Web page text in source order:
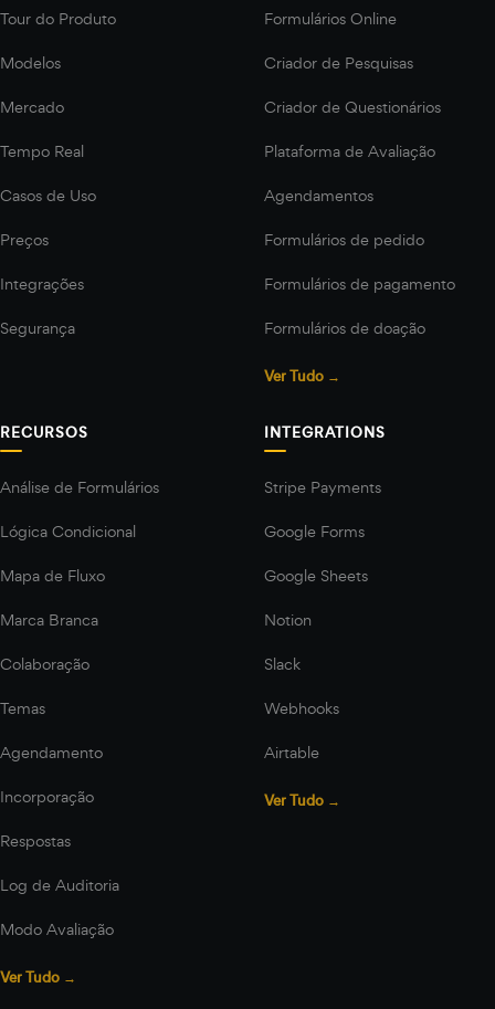
Tour do Produto
Modelos
Mercado
Tempo Real
Casos de Uso
Preços
Integrações
Segurança
Formulários Online
Criador de Pesquisas
Criador de Questionários
Plataforma de Avaliação
Agendamentos
Formulários de pedido
Formulários de pagamento
Formulários de doação
Ver Tudo →
RECURSOS
Análise de Formulários
Lógica Condicional
Mapa de Fluxo
Marca Branca
Colaboração
Temas
Agendamento
Incorporação
Respostas
Log de Auditoria
Modo Avaliação
Ver Tudo →
INTEGRATIONS
Stripe Payments
Google Forms
Google Sheets
Notion
Slack
Webhooks
Airtable
Ver Tudo →